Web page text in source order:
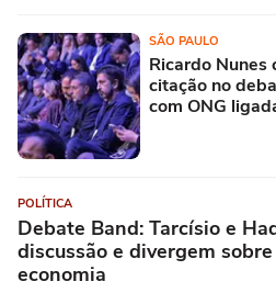
SÃO PAULO
Ricardo Nunes
citação no
com ONG
POLÍTICA
Debate Band: Tarcísio e
discussão e divergem
economia